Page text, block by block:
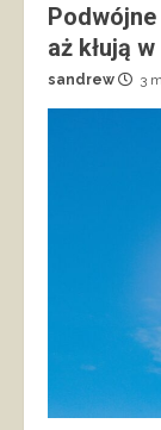
aż kłują
sandrew 3